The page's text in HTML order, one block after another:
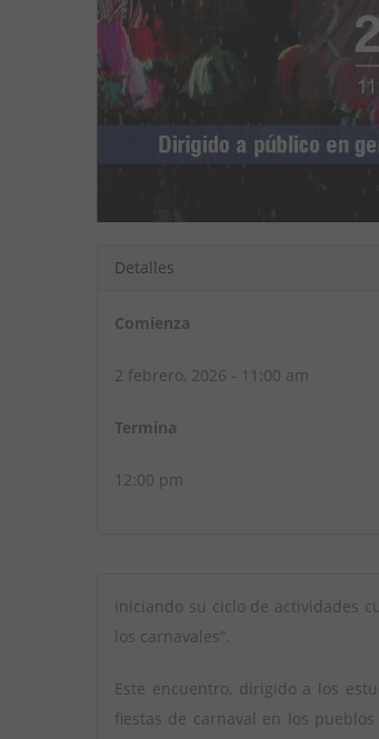
Detalles
Comienza
2 febrero, 2026 - 11:00 am
Termina
12:00 pm
Iniciando su ciclo de actividades
los carnavales”.
Este encuentro, dirigido a los
fiestas de carnaval en los